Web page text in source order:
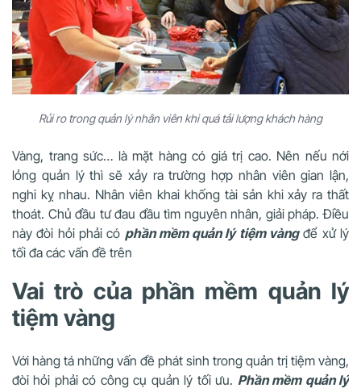
Rủi ro trong quản lý nhân viên khi quá tải lượng khách hàng
Vàng, trang sức… là mặt hàng có giá trị cao. Nên nếu nới
lỏng quản lý thì sẽ xảy ra trường hợp nhân viên gian lận,
nghi kỵ nhau. Nhân viên khai khống tài sản khi xảy ra thất
thoát. Chủ đầu tư đau đầu tìm nguyên nhân, giải pháp. Điều
này đòi hỏi phải có phần mềm quản lý tiệm vàngđể xử lý
tối đa các vấn đề trên
Vai trò của phần mềm quản lý
tiệm vàng
Với hàng tá những vấn đề phát sinh trong quản trị tiệm vàng,
đòi hỏi phải có công cụ quản lý tối ưu. Phần mềm quản lý